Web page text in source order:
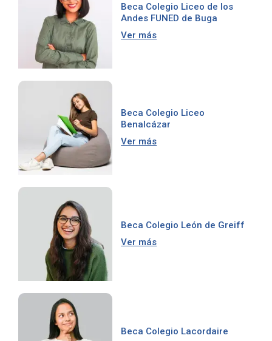
Beca Colegio Liceo de los
Andes FUNED de Buga
Ver más
Beca Colegio Liceo
Benalcázar
Ver más
Beca Colegio León de Greiff
Ver más
Beca Colegio Lacordaire